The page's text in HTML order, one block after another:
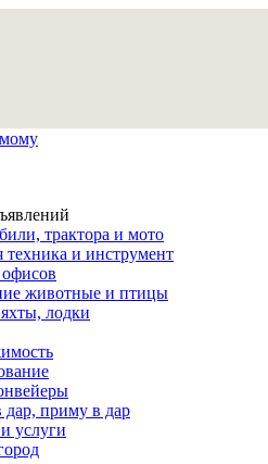
трактора и мото
техника и инструмент
животные и птицы
лодки
дар, приму в дар
услуги